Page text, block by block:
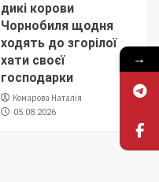
дикі корови
Чорнобиля щодня
ходять до згорілої
хати своєї
господарки
Комарова Наталія
05.08.2026
→